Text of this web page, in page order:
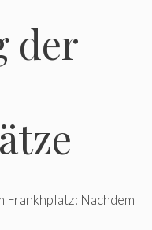
der
Frankhplatz: Nachdem